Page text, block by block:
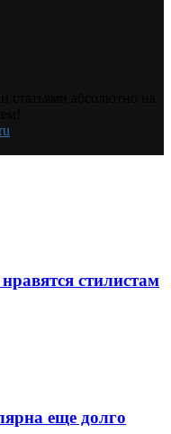
стилистам
еще долго